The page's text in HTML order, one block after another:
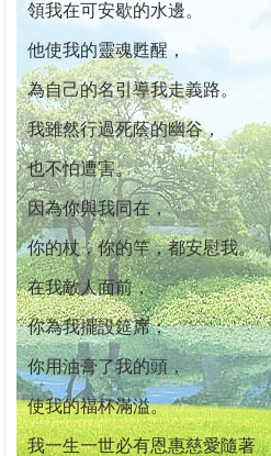
領我在可安歇的水邊。
他使我的靈魂甦醒，
為自己的名引導我走義路。
我雖然行過死蔭的幽谷，
也不怕遭害。
因為你與我同在，
你的杖，你的竿，都安慰我。
在我敵人面前，
你為我擺設筵席；
你用油膏了我的頭，
使我的福杯滿溢。
我一生一世必有恩惠慈愛隨著